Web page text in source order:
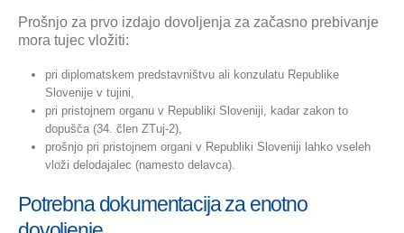
Prošnjo za prvo izdajo dovoljenja za začasno prebivanje
mora tujec vložiti:
pri diplomatskem predstavništvu ali konzulatu Republike
Slovenije v tujini,
pri pristojnem organu v Republiki Sloveniji, kadar zakon to
dopušča (34. člen ZTuj-2),
prošnjo pri pristojnem organi v Republiki Sloveniji lahko vseleh
vloži delodajalec (namesto delavca).
Potrebna dokumentacija za enotno